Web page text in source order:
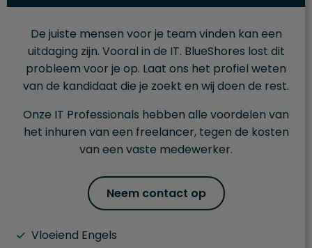
De juiste mensen voor je team vinden kan een
uitdaging zijn. Vooral in de IT. BlueShores lost dit
probleem voor je op. Laat ons het profiel weten
van de kandidaat die je zoekt en wij doen de rest.
Onze IT Professionals hebben alle voordelen van
het inhuren van een freelancer, tegen de kosten
van een vaste medewerker.
Neem contact op
Vloeiend Engels